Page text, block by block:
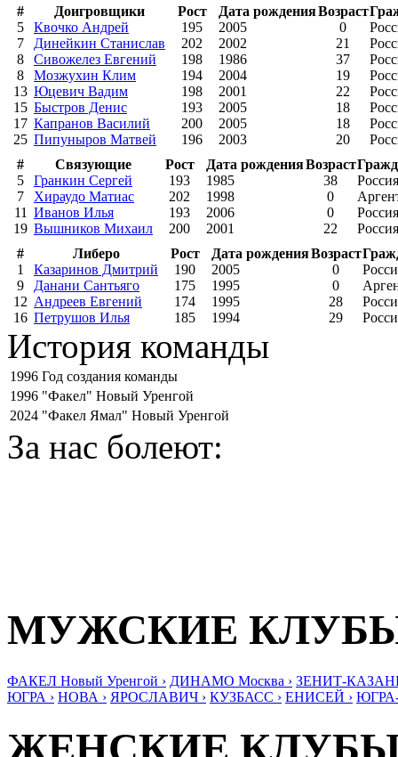
#
Доигровщики Рост Дата рожденияВозраст
5
Квочко Андрей 195 2005 0
7
Динейкин Станислав 202 2002 21
8
Сивожелез Евгений 198 1986 37
8
Мозжухин Клим 194 2004 19
13 Юцевич Вадим 198 2001 22
15 Быстров Денис 193 2005 18
17 Капранов Василий 200 2005 18
25 Пипуныров Матвей 196 2003 20
#
Связующие Рост Дата рожденияВозраст
5
Гранкин Сергей 193 1985 38
Россия
7
Хираудо Матиас 202 1998 0
11 Иванов Илья 193 2006 0
Россия
19 Вышников Михаил 200 2001 22
Россия
#
Либеро Рост Дата рожденияВозраст
1
Казаринов Дмитрий 190 2005 0
9
Данани Сантьяго 175 1995 0
12 Андреев Евгений 174 1995 28
16 Петрушов Илья 185 1994 29
История команды
1996 Год создания команды
1996 "Факел" Новый Уренгой
2024 "Факел Ямал" Новый Уренгой
За нас болеют:
МУЖСКИЕ
ФАКЕЛ Новый Уренгой › ДИНАМО Москва › ЗЕНИТ-
ЮГРА › НОВА › ЯРОСЛАВИЧ › КУЗБАСС › ЕНИСЕЙ ›